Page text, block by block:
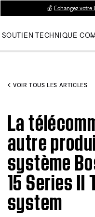
💰 Échangez votre
SOUTIEN TECHNIQUE
VOIR TOUS LES ARTICLES
La
autre
système
15 Series II
system